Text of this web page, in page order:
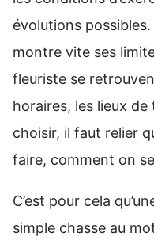
évolutions
montre vite ses
fleuriste se
horaires, les lieux de
choisir, il faut relier
faire, comment on
C’est pour cela
simple chasse au